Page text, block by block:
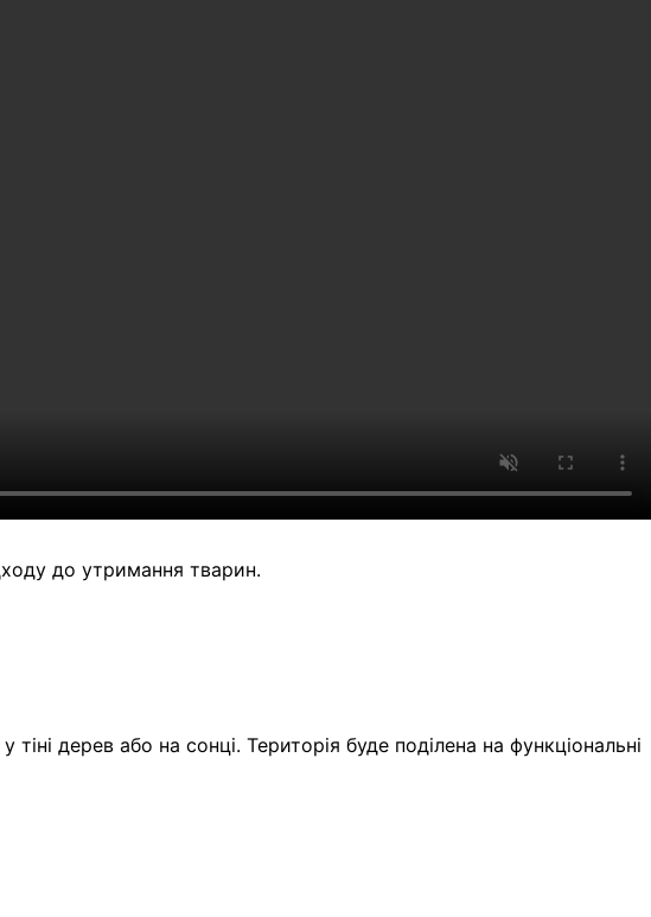
до утримання тварин.
дерев або на сонці. Територія буде поділена на функціональні